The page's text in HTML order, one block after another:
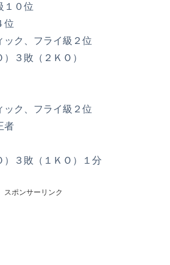
１０位
位
ック、フライ級２位
３敗（２ＫＯ）
ック、フライ級２位
者
）３敗（１ＫＯ）１分
スポンサーリンク